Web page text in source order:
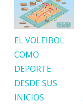
EL VOLEIBOL
COMO
DEPORTE
DESDE SUS
INICIOS